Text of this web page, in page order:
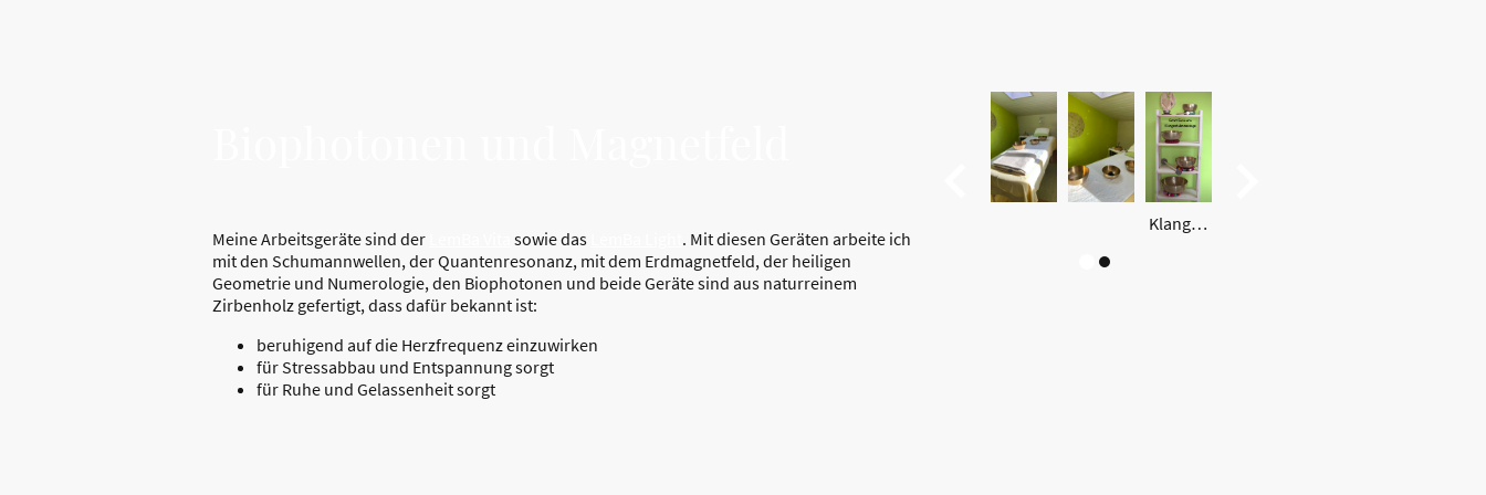
Klangschalen
Meine Arbeitsgeräte sind der sowie das
. Mit diesen Geräten arbeite ich
mit den Schumannwellen, der Quantenresonanz, mit dem Erdmagnetfeld, der heiligen
Geometrie und Numerologie, den Biophotonen und beide Geräte sind aus naturreinem
Zirbenholz gefertigt, dass dafür bekannt ist:
beruhigend auf die Herzfrequenz einzuwirken
für Stressabbau und Entspannung sorgt
für Ruhe und Gelassenheit sorgt